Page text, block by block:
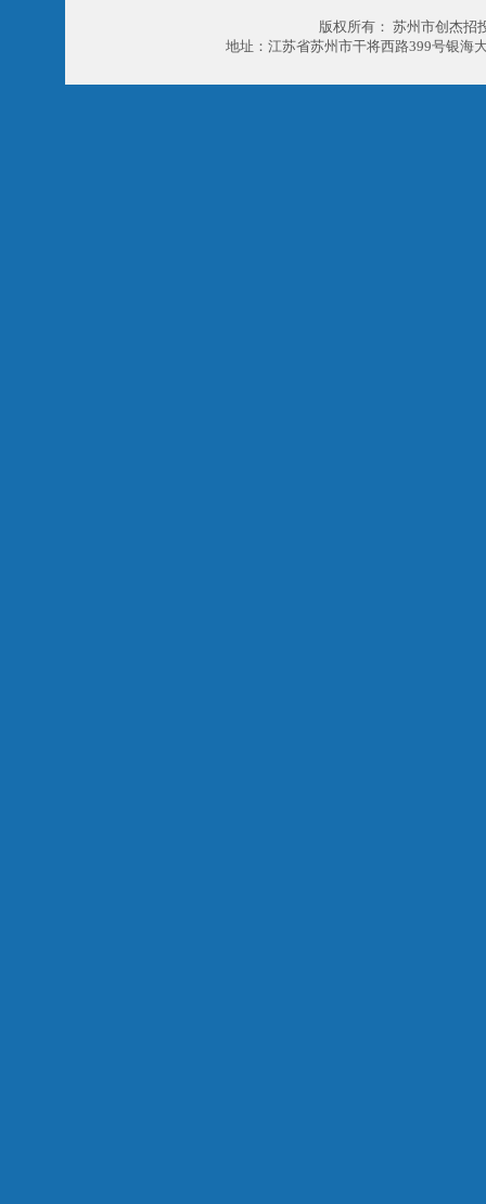
版权所有： 苏州市创杰
地址：江苏省苏州市干将西路399号银海